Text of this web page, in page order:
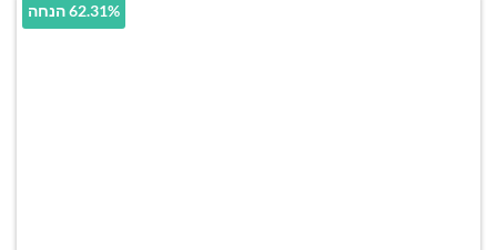
62.31% הנחה